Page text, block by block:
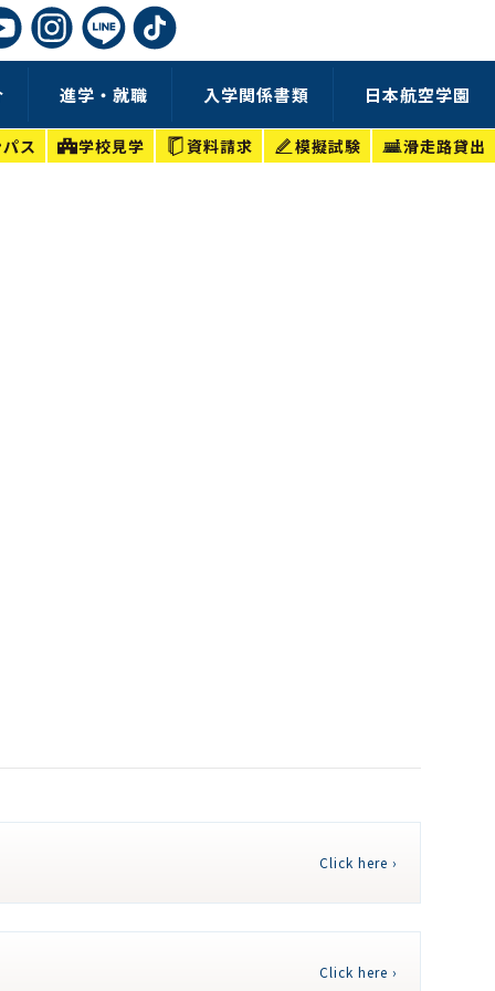
進学・就職 入学関係書類 日本航空学園
ス 学校見学 資料請求 模擬試験 滑走路貸出
Click here ›
Click here ›